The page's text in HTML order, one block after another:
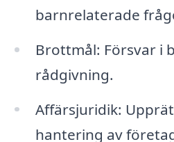
barnrelaterade
Brottmål: Försvar i
rådgivning.
Affärsjuridik:
hantering av